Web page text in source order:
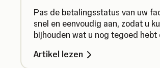
Pas de betalingsstatus van uw
snel en eenvoudig aan, zodat u
bijhouden wat u nog tegoed hebt
Artikel lezen